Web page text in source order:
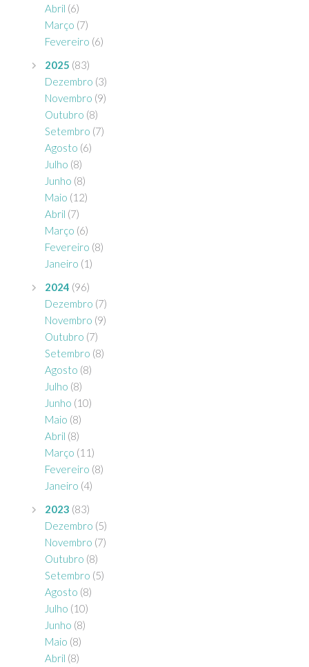
Abril (6)
Março (7)
Fevereiro (6)
2025 (83)
Dezembro (3)
Novembro (9)
Outubro (8)
Setembro (7)
Agosto (6)
Julho (8)
Junho (8)
Maio (12)
Abril (7)
Março (6)
Fevereiro (8)
Janeiro (1)
2024 (96)
Dezembro (7)
Novembro (9)
Outubro (7)
Setembro (8)
Agosto (8)
Julho (8)
Junho (10)
Maio (8)
Abril (8)
Março (11)
Fevereiro (8)
Janeiro (4)
2023 (83)
Dezembro (5)
Novembro (7)
Outubro (8)
Setembro (5)
Agosto (8)
Julho (10)
Junho (8)
Maio (8)
Abril (8)